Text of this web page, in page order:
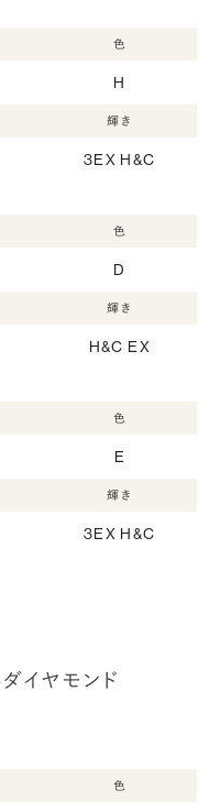
色
H
輝き
3EX H&C
色
D
輝き
H&C EX
色
E
輝き
3EX H&C
ダイヤモンド
色